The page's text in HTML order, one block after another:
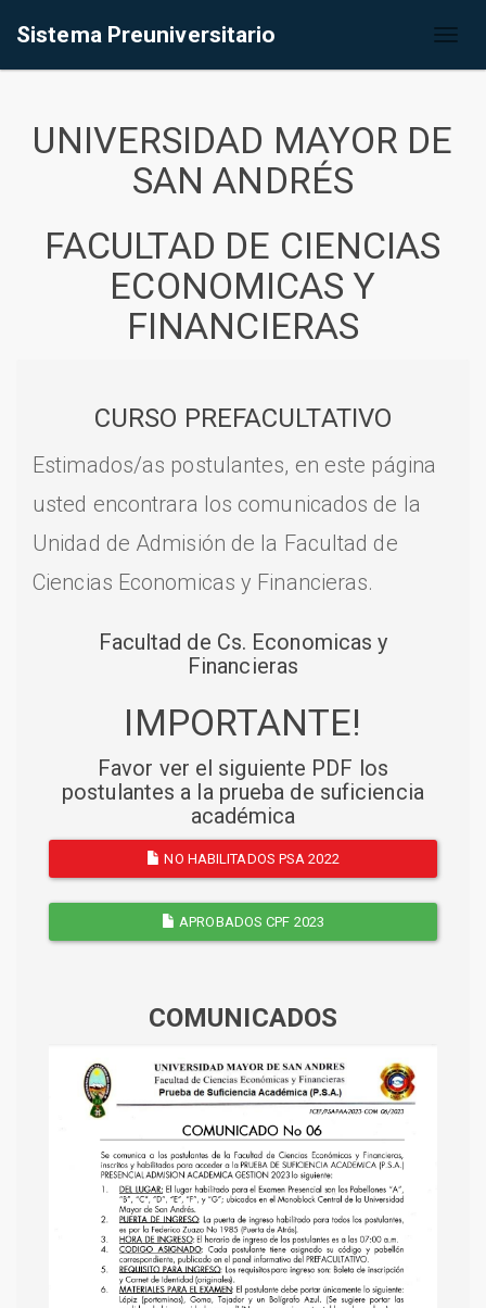
Sistema Preuniversitario
UNIVERSIDAD MAYOR DE
SAN ANDRÉS
FACULTAD DE CIENCIAS
ECONOMICAS Y
FINANCIERAS
CURSO PREFACULTATIVO
Estimados/as postulantes, en este página
usted encontrara los comunicados de la
Unidad de Admisión de la Facultad de
Ciencias Economicas y Financieras.
Facultad de Cs. Economicas y
Financieras
IMPORTANTE!
Favor ver el siguiente PDF los
postulantes a la prueba de suficiencia
académica
NO HABILITADOS PSA 2022
APROBADOS CPF 2023
COMUNICADOS